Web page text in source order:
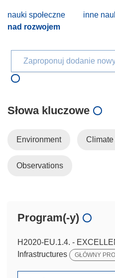
nauki społeczne inne
nad rozwojem
Zaproponuj dodanie
Słowa kluczowe
Environment
Observations
Program(-y)
H2020-EU.1.4. -
Infrastructures
GŁÓWNY